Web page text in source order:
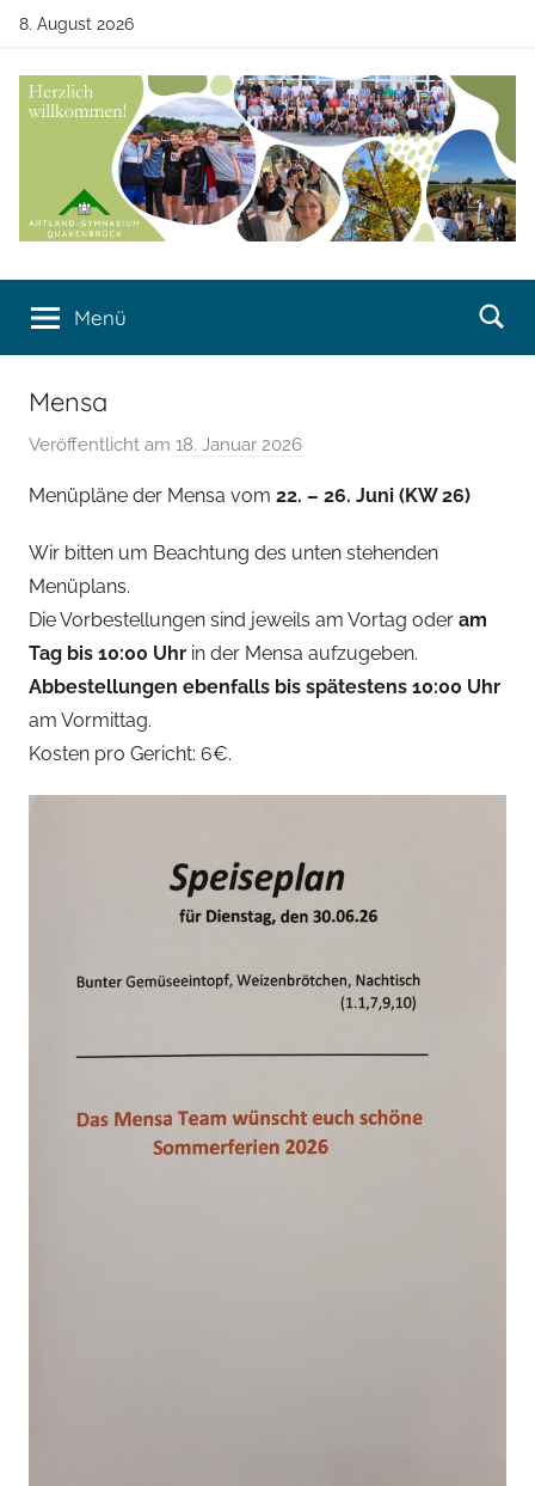
Zum
springen
8. August 2026
Artland-
Gymnasium
Quakenbrück
Quakenbrück
Menü
Mensa
Veröffentlicht am 18. Januar 2026
i
n
Menüpläne der Mensa vom 22. – 26. Juni (KW 26)
Wir bitten um Beachtung des unten stehenden
Menüplans.
Die Vorbestellungen sind jeweils am Vortag oder am
Tag bis 10:00 Uhr in der Mensa aufzugeben.
Abbestellungen ebenfalls bis spätestens 10:00 Uhr
am Vormittag.
Kosten pro Gericht: 6€.